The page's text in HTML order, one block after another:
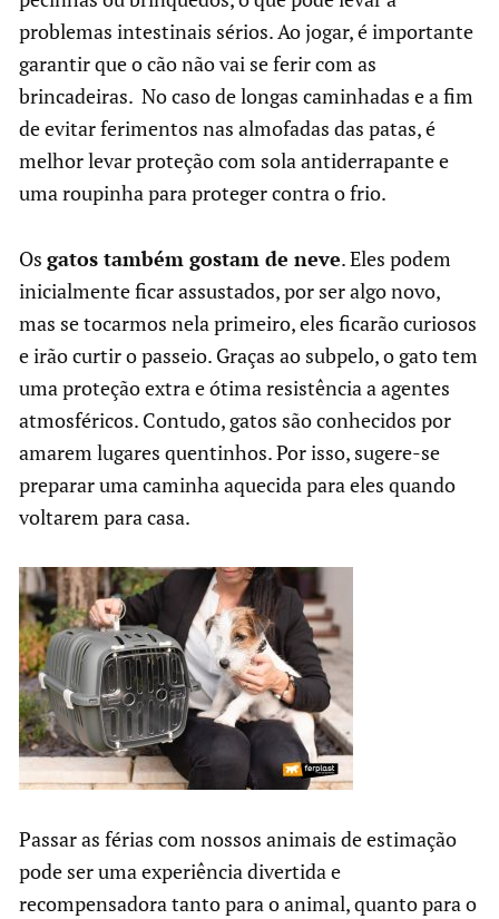
problemas intestinais sérios. Ao jogar, é importante
garantir que o cão não vai se ferir com as
brincadeiras. No caso de longas caminhadas e a fim
de evitar ferimentos nas almofadas das patas, é
melhor levar proteção com sola antiderrapante e
uma roupinha para proteger contra o frio.
Os gatos também gostam de neve. Eles podem
inicialmente ficar assustados, por ser algo novo,
mas se tocarmos nela primeiro, eles ficarão curiosos
e irão curtir o passeio. Graças ao subpelo, o gato tem
uma proteção extra e ótima resistência a agentes
atmosféricos. Contudo, gatos são conhecidos por
amarem lugares quentinhos. Por isso, sugere-se
preparar uma caminha aquecida para eles quando
voltarem para casa.
Passar as férias com nossos animais de estimação
pode ser uma experiência divertida e
recompensadora tanto para o animal, quanto para o